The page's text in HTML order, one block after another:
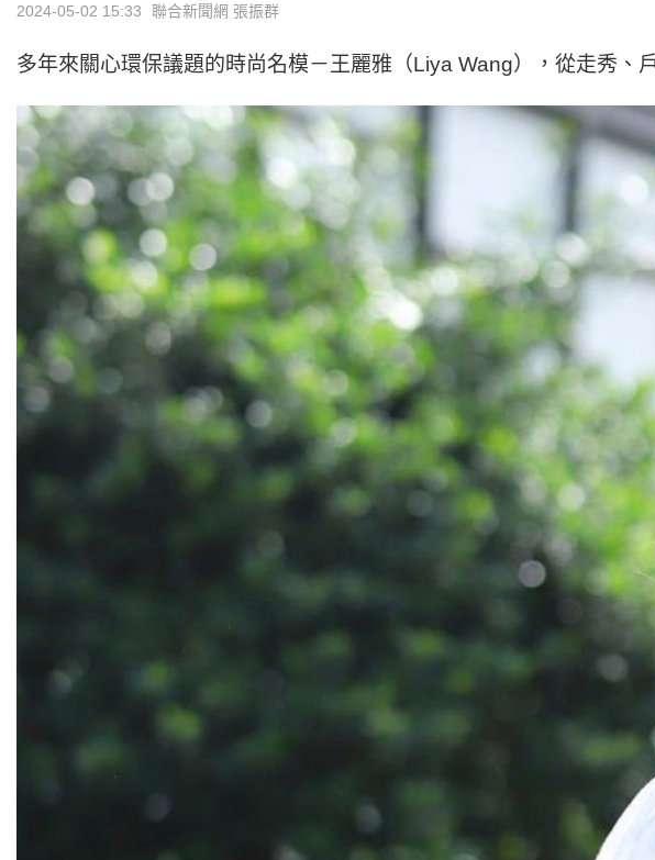
2024-05-02 15:33 聯合新聞網 張振群
多年來關心環保議題的時尚名模－王麗雅（Liya Wang），從走秀、